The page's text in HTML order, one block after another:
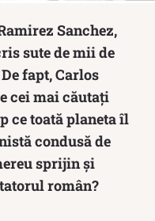
Sanchez,
sute de mii de
fapt, Carlos
cei mai căutați
ce toată planeta îl
condusă de
sprijin și
român?